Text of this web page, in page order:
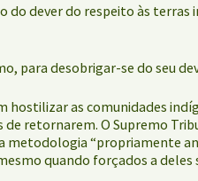
dever do respeito às terras
para desobrigar-se do seu
as comunidades
retornarem. O Supremo
“propriamente
quando forçados a deles